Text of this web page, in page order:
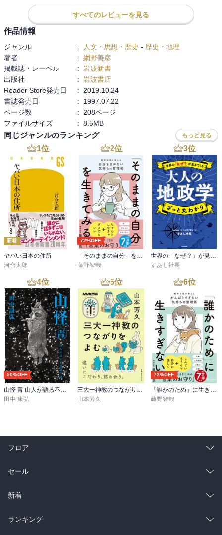
良）・貴族，平安時代（京都）・貴族，鎌倉時代（鎌倉）・武士…
という具合にです。
しかし，今年度のNHK大河ドラマ「鎌倉殿」を見てもわかるよう
何かしでかそうとしています。それ以前に，東国で自分が権力者に
なるために，西国の天皇に勅令を出させて敵を倒すのを正当化しよ
うとします。天皇は，利用されたり，逆に利用したり…どんな時代
であっても天皇抜きには語れないという意味では，日本を語る上で
天皇は外せないというのもわかります。その一方で，天皇の跡継ぎ
をめぐっての殺人なんかも日常的にあったりするので，万世一系の
天皇なんて言い方には血のニオイも感じるんですよねえ。まったく
東も西も，過去も現代も，権力者は困ったもんですねえ。
このように，史実は，権力をめぐってのせめぎ合いが常にあり，
どっちに転ぶかわからなかったことも多いのでしょう。
でもそれだけに，権力者がだれであろうが，いわゆる農業民や非
農業民たちがいつの時代にも活き活きと生きていて，確実に日本の
産業や流通を支え，日本の歴史を発展させていたことは確かです。
網野さんは，特にその点についてしっかり描いています。これが素
敵です。読んでいて気持ちいい。権力者は権力者同士の争いで成り
上がるけれども，社会の流れを作るのは民衆です。変な権力者のせ
いで，数十年の足踏みや後退があるかもしれませんが，それでも，
地球は動いている，ってなわけです。
また職業民の中から差別的なものが生まれたのはどうしてなのか
も，明らかにされていて，これも興味深いです。ここも網野史学の
本領発揮です（ただ本書は通史なので詳しくは語られていませんの
で，専門書を見たほうがいいですが）。
さらに，地元の珠洲焼についても触れています。これは，13世紀
の日本の海上交通はすでに北海道まで物資の売買をしていたという
ところで出てきます。
北海道南部までの日本海沿岸地域に大量に流入している能登半島の
珠洲焼や，津軽の十三湊，道南の志苔などで出土している厖大な銅
銭がそれを証明している。（本書156ぺ）
さて，あとは下巻です。ただし，下巻は17世紀前半までです。網
野さんは上巻の「はじめに」で「ただ私自身の力の限界から，当
面，17世紀前半まで叙述し，その後の時代については展望を示すに
すべてのレビューを見る
作品情報
ジャンル : 人文・思想・歴史 - 歴史・地理
著者
: 網野善彦
掲載誌・レーベル
: 岩波新書
出版社
: 岩波書店
Reader Store発売日
:
2019.10.24
書誌発売日
:
1997.07.22
ページ数
:
208ページ
ファイルサイズ
: 8.5MB
同じジャンルのランキング もっと見る
1位
新着
ヤバい日本の住所
河合太郎
2位
72%OFF
「そのままの自分」を生きてみる 精神科医が教える自分を責めない気持ちの整理術 (特装版)
藤野智哉
3位
世界の「なぜ？」が見えてくる 大人の地政学 ざっと丸わかり
すあし社長
4位
50%OFF
田中 康弘
5位
山本芳久
6位
72%OFF
藤野智哉
フロア
総合
ラノベ
雑誌・グラビア
セール
総合
ラノベ
新着
総合
ランキング